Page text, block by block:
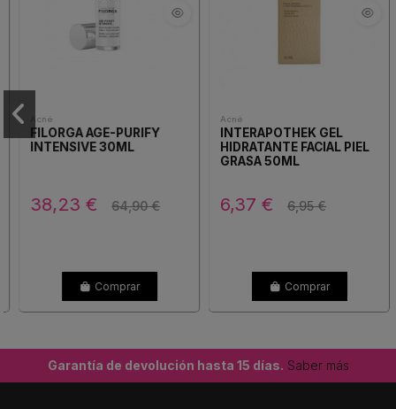
Acné
FILORGA AGE-PURIFY
INTENSIVE 30ML
38,23 € 64,90 €
Comprar
Acné
INTERAPOTHEK GEL
HIDRATANTE FACIAL PIEL
GRASA 50ML
6,37 € 6,95 €
Comprar
Garantía de devolución hasta 15 días. Saber más